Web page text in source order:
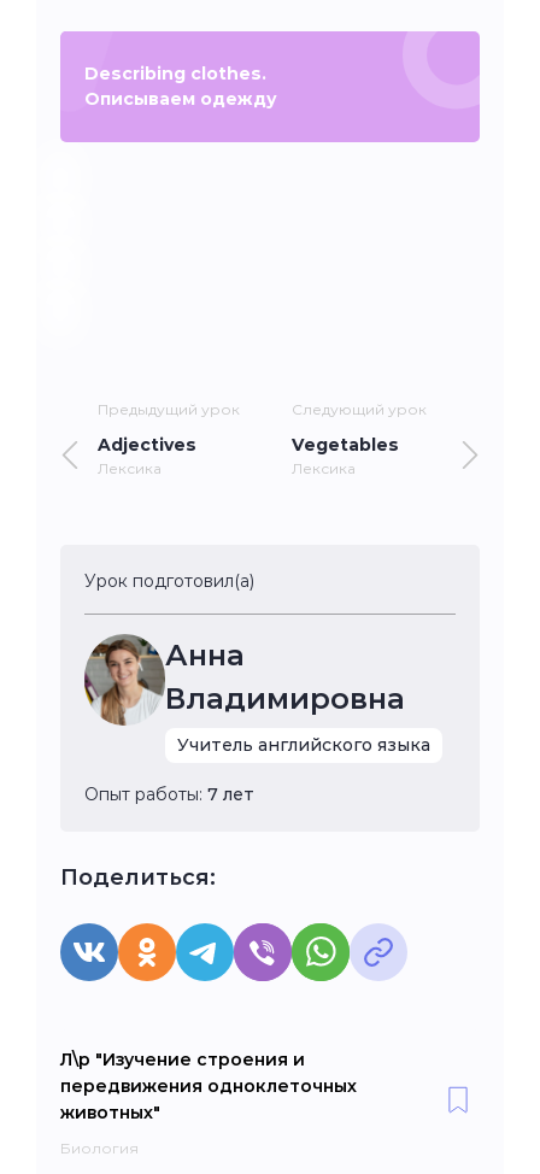
Describing clothes.
Описываем одежду
Предыдущий урок
Adjectives
Лексика
Следующий урок
Vegetables
Лексика
Урок подготовил(а)
Анна
Владимировна
Учитель английского языка
Опыт работы: 7 лет
Поделиться:
Л\р "Изучение строения и
передвижения одноклеточных
животных"
Биология